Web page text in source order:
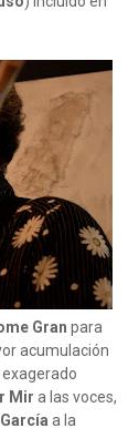
Gran para
acumulación
Mir a las voces,
a la